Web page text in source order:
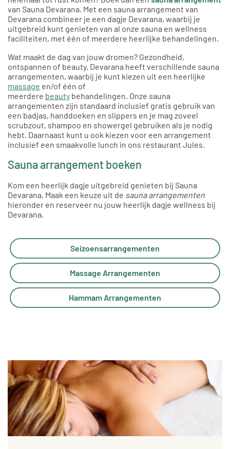
van Sauna Devarana. Met een sauna arrangement van
Devarana combineer je een dagje Devarana, waarbij je
uitgebreid kunt genieten van al onze sauna en wellness
faciliteiten, met één of meerdere heerlijke behandelingen.
Wat maakt de dag van jouw dromen? Gezondheid,
ontspannen of beauty. Devarana heeft verschillende sauna
arrangementen, waarbij je kunt kiezen uit een heerlijke
massage en/of één of
meerdere beauty behandelingen. Onze sauna
arrangementen zijn standaard inclusief gratis gebruik van
een badjas, handdoeken en slippers en je mag zoveel
scrubzout, shampoo en showergel gebruiken als je nodig
hebt. Daarnaast kunt u ook kiezen voor een arrangement
inclusief een smaakvolle lunch in ons restaurant Jules.
Sauna arrangement boeken
Kom een heerlijk dagje uitgebreid genieten bij Sauna
Devarana. Maak een keuze uit de sauna arrangementen
hieronder en reserveer nu jouw heerlijk dagje wellness bij
Devarana.
Seizoensarrangementen
Massage Arrangementen
Hammam Arrangementen